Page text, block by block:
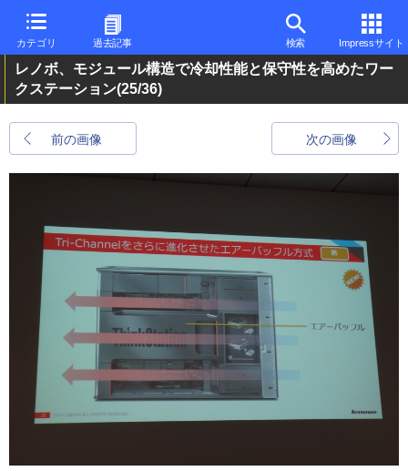
カテゴリ 過去記事 検索 Impressサイト
レノボ、モジュール構造で冷却性能と保守性を高めたワー
クステーション(25/36)
前の画像 次の画像